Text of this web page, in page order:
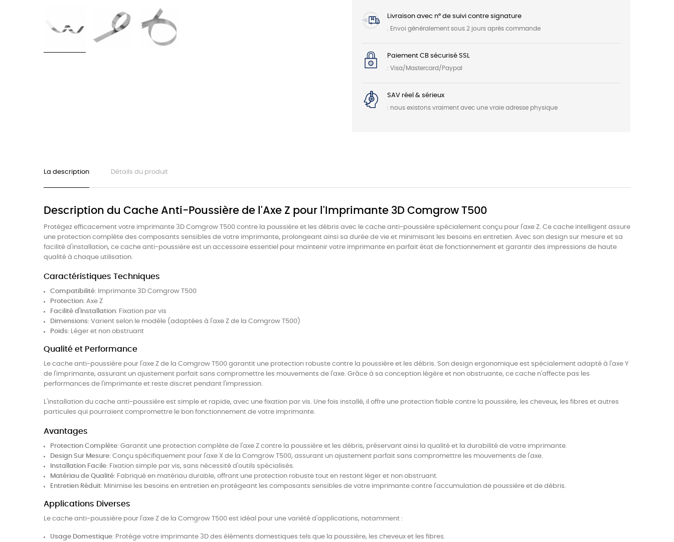
Livraison avec n° de suivi contre signature
. Envoi généralement sous 2 jours après commande
Paiement CB sécurisé SSL
: Visa/Mastercard/Paypal
SAV réel & sérieux
: nous existons vraiment avec une vraie adresse physique
La description Détails du produit
Description du Cache Anti-Poussière de l'Axe Z pour l'Imprimante 3D Comgrow T500
Protégez efficacement votre imprimante 3D Comgrow T500 contre la poussière et les débris avec le cache anti-poussière spécialement conçu pour l'axe Z. Ce cache intelligent assure
une protection complète des composants sensibles de votre imprimante, prolongeant ainsi sa durée de vie et minimisant les besoins en entretien. Avec son design sur mesure et sa
facilité d'installation, ce cache anti-poussière est un accessoire essentiel pour maintenir votre imprimante en parfait état de fonctionnement et garantir des impressions de haute
qualité à chaque utilisation.
Caractéristiques Techniques
Compatibilité: Imprimante 3D Comgrow T500
Protection: Axe Z
Facilité d'Installation: Fixation par vis
Dimensions: Varient selon le modèle (adaptées à l'axe Z de la Comgrow T500)
Poids: Léger et non obstruant
Qualité et Performance
Le cache anti-poussière pour l'axe Z de la Comgrow T500 garantit une protection robuste contre la poussière et les débris. Son design ergonomique est spécialement adapté à l'axe Y
de l'imprimante, assurant un ajustement parfait sans compromettre les mouvements de l'axe. Grâce à sa conception légère et non obstruante, ce cache n'affecte pas les
performances de l'imprimante et reste discret pendant l'impression.
L'installation du cache anti-poussière est simple et rapide, avec une fixation par vis. Une fois installé, il offre une protection fiable contre la poussière, les cheveux, les fibres et autres
particules qui pourraient compromettre le bon fonctionnement de votre imprimante.
Avantages
Protection Complète: Garantit une protection complète de l'axe Z contre la poussière et les débris, préservant ainsi la qualité et la durabilité de votre imprimante.
Design Sur Mesure: Conçu spécifiquement pour l'axe X de la Comgrow T500, assurant un ajustement parfait sans compromettre les mouvements de l'axe.
Installation Facile: Fixation simple par vis, sans nécessité d'outils spécialisés.
Matériau de Qualité: Fabriqué en matériau durable, offrant une protection robuste tout en restant léger et non obstruant.
Entretien Réduit: Minimise les besoins en entretien en protégeant les composants sensibles de votre imprimante contre l'accumulation de poussière et de débris.
Applications Diverses
Le cache anti-poussière pour l'axe Z de la Comgrow T500 est idéal pour une variété d'applications, notamment :
Usage Domestique: Protège votre imprimante 3D des éléments domestiques tels que la poussière, les cheveux et les fibres.